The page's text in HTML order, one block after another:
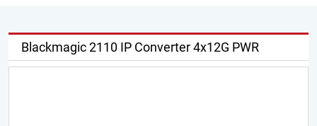
Blackmagic 2110 IP Converter 4x12G PWR